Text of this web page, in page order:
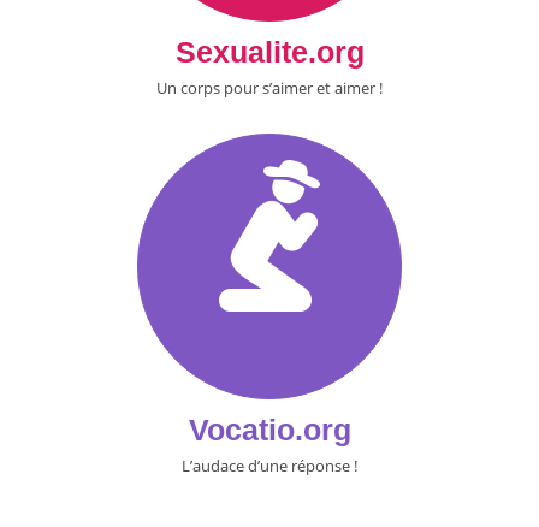
Sexualite.org
Un corps pour s’aimer et aimer !
Vocatio.org
L’audace d’une réponse !